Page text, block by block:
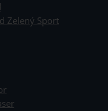
Zelený Sport